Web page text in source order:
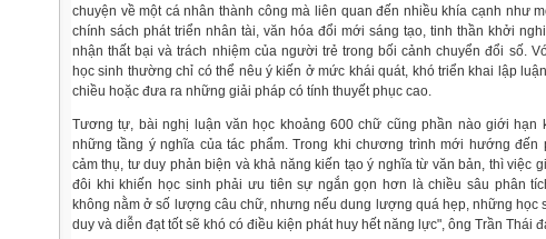
chuyện về một cá nhân thành công mà liên quan đến nhiều khía cạnh như
chính sách phát triển nhân tài, văn hóa đổi mới sáng tạo, tinh thần khởi
nhận thất bại và trách nhiệm của người trẻ trong bối cảnh chuyển đổi số.
học sinh thường chỉ có thể nêu ý kiến ở mức khái quát, khó triển khai lập
chiều hoặc đưa ra những giải pháp có tính thuyết phục cao.
Tương tự, bài nghị luận văn học khoảng 600 chữ cũng phần nào giới hạn
những tầng ý nghĩa của tác phẩm. Trong khi chương trình mới hướng đến
cảm thụ, tư duy phản biện và khả năng kiến tạo ý nghĩa từ văn bản, thì việc
đôi khi khiến học sinh phải ưu tiên sự ngắn gọn hơn là chiều sâu phân
không nằm ở số lượng câu chữ, nhưng nếu dung lượng quá hẹp, những học
duy và diễn đạt tốt sẽ khó có điều kiện phát huy hết năng lực", ông Trần Thái